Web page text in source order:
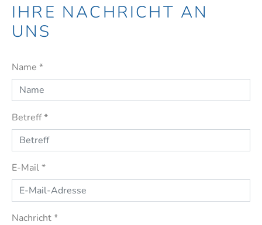
IHRE NACHRICHT AN
UNS
Name *
Betreff*
E-Mail*
Nachricht*